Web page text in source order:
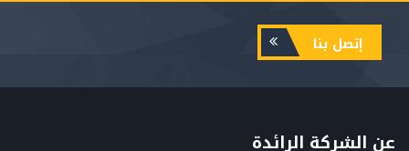
إتصل بنا
عن الشركة الرائدة